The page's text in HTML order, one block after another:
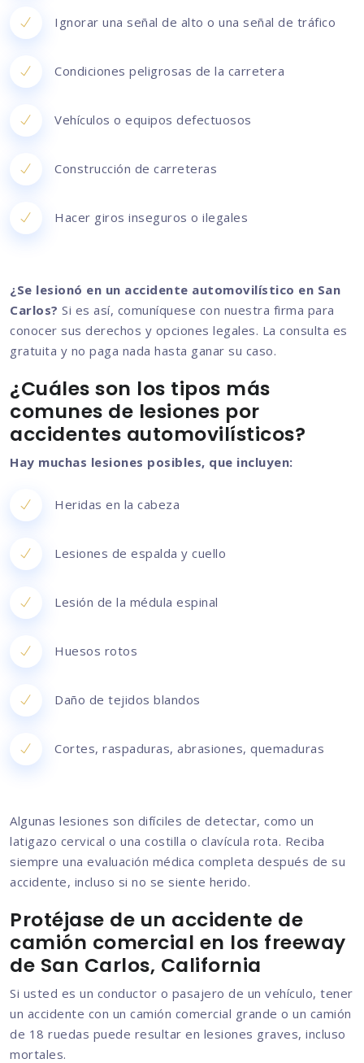
Ignorar una señal de alto o una señal de tráfico
Condiciones peligrosas de la carretera
Vehículos o equipos defectuosos
Construcción de carreteras
Hacer giros inseguros o ilegales
¿Se lesionó en un accidente automovilístico en San
Carlos? Si es así, comuníquese con nuestra firma para
conocer sus derechos y opciones legales. La consulta es
gratuita y no paga nada hasta ganar su caso.
¿Cuáles son los tipos más
comunes de lesiones por
accidentes automovilísticos?
Hay muchas lesiones posibles, que incluyen:
Heridas en la cabeza
Lesiones de espalda y cuello
Lesión de la médula espinal
Huesos rotos
Daño de tejidos blandos
Cortes, raspaduras, abrasiones, quemaduras
Algunas lesiones son difíciles de detectar, como un
latigazo cervical o una costilla o clavícula rota. Reciba
siempre una evaluación médica completa después de su
accidente, incluso si no se siente herido.
Protéjase de un accidente de
camión comercial en los freeway
de San Carlos, California
Si usted es un conductor o pasajero de un vehículo, tener
un accidente con un camión comercial grande o un camión
de 18 ruedas puede resultar en lesiones graves, incluso
mortales.